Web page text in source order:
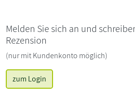
Melden Sie sich an und
Rezension
(nur mit Kundenkonto möglich)
zum Login